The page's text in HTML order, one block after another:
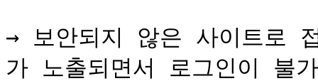
→ 보안되지 않은 사이트로
가 노출되면서 로그인이 불